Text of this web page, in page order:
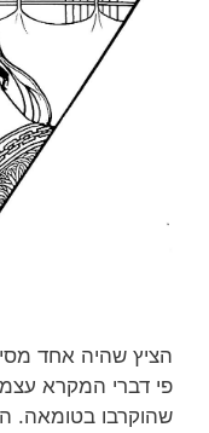
הציץ שהיה אחד
פי דברי המקרא
שהוקרבו בטומאה.